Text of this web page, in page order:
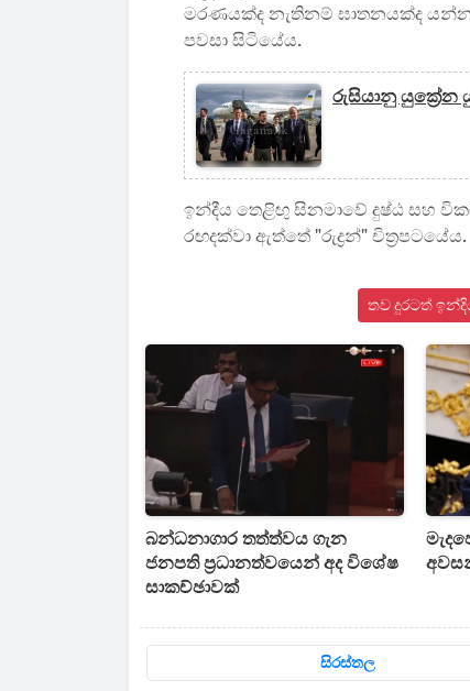
මරණයක්ද නැතිනම් ඝාතනයක්ද යන්න
පවසා සිටියේය.
රුසියානු යුක්‍රේන
ඉන්දීය තෙළිඟු සිනමාවේ දුෂ්ඨ සහ
රඟදක්වා ඇත්තේ "රුද්‍රන්" චිත්‍රපටයේය.
තව දුරටත්
බන්ධනාගාර තත්ත්වය ගැන
ජනපති ප්‍රධානත්වයෙන් අද විශේෂ
සාකච්ඡාවක්
සිරස්තල